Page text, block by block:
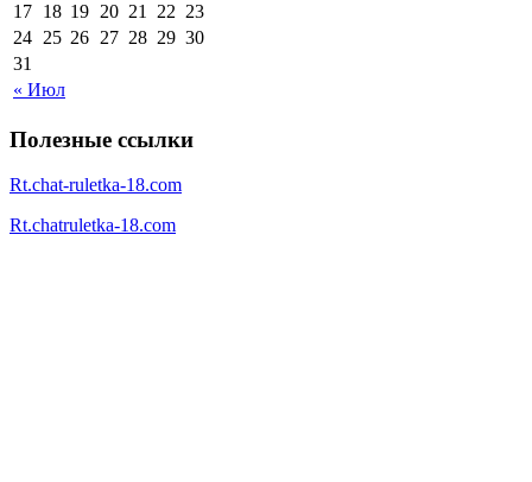
« Июл
17 18 19 20 21 22 23
24 25 26 27 28 29 30
31
Полезные ссылки
Rt.chat-ruletka-18.com
Rt.chatruletka-18.com